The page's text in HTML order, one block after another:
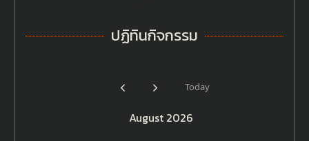
ปฏิทินกิจกรรม
Today
August 2026